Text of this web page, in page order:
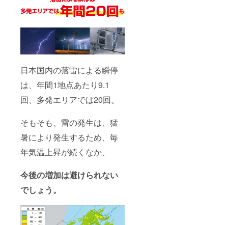
日本国内の落雷による瞬停
は、年間1地点あたり9.1
回、多発エリアでは20回。
そもそも、雷の発生は、猛
暑により発生するため、毎
年気温上昇が続くなか、
今後の増加は避けられない
でしょう。